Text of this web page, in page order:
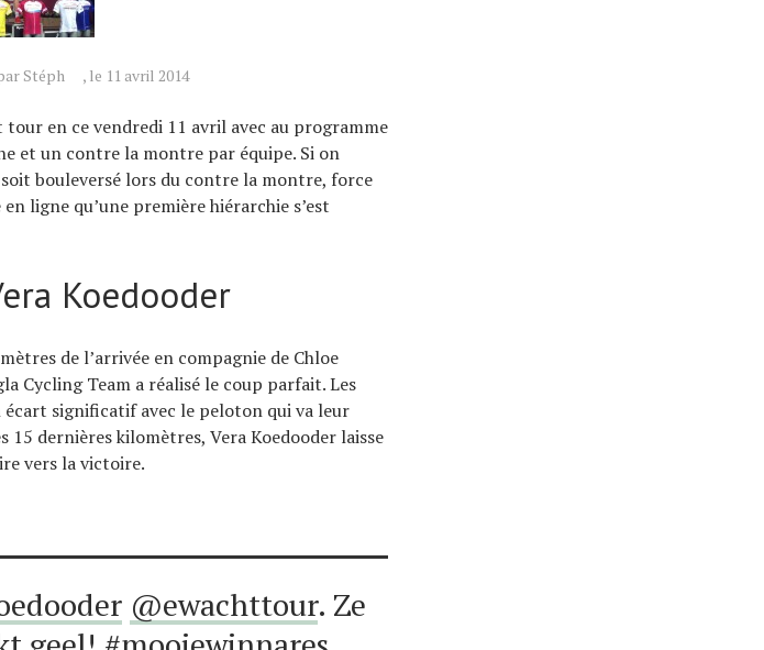
Stéph , le 11 avril 2014
tour en ce vendredi 11 avril avec au programme
et un contre la montre par équipe. Si on
bouleversé lors du contre la montre, force
ligne qu’une première hiérarchie s’est
Koedooder
de l’arrivée en compagnie de Chloe
Cycling Team a réalisé le coup parfait. Les
significatif avec le peloton qui va leur
dernières kilomètres, Vera Koedooder laisse
vers la victoire.
@ewachttour. Ze